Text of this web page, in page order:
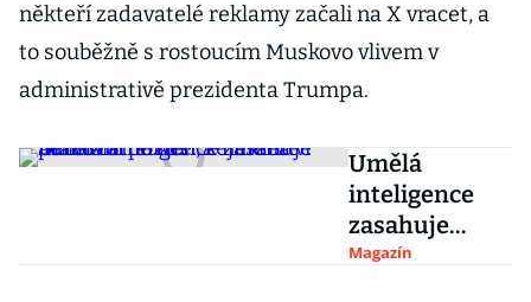
někteří zadavatelé reklamy začali na X vracet, a
to souběžně s rostoucím Muskovo vlivem v
administrativě prezidenta Trumpa.
Umělá
inteligence
zasahuje
pracovní
Magazín